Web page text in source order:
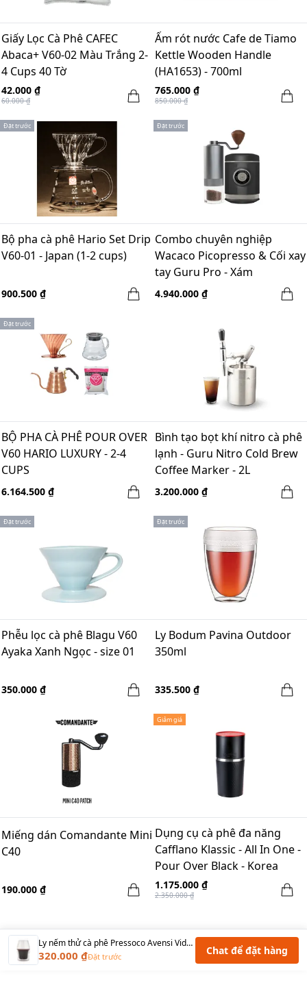
Giấy Lọc Cà Phê CAFEC
Abaca+ V60-02 Màu Trắng 2-
4 Cups 40 Tờ
42.000 ₫
60.000 ₫
Ấm rót nước Cafe de Tiamo
Kettle Wooden Handle
(HA1653) - 700ml
765.000 ₫
850.000 ₫
Đặt trước
Bộ pha cà phê Hario Set Drip
V60-01 - Japan (1-2 cups)
900.500 ₫
Đặt trước
Combo chuyên nghiệp
Wacaco Picopresso & Cối xay
tay Guru Pro - Xám
4.940.000 ₫
Đặt trước
BỘ PHA CÀ PHÊ POUR OVER
V60 HARIO LUXURY - 2-4
CUPS
6.164.500 ₫
Bình tạo bọt khí nitro cà phê
lạnh - Guru Nitro Cold Brew
Coffee Marker - 2L
3.200.000 ₫
Đặt trước
Phễu lọc cà phê Blagu V60
Ayaka Xanh Ngọc - size 01
350.000 ₫
Đặt trước
Ly Bodum Pavina Outdoor
350ml
335.500 ₫
Miếng dán Comandante Mini
C40
190.000 ₫
Giảm giá
Dụng cụ cà phê đa năng
Cafflano Klassic - All In One -
Pour Over Black - Korea
1.175.000 ₫
2.350.000 ₫
Ly nếm thử cà phê Pressoco Avensi Vida Thủy tinh, 2 lớp - 415 ml
320.000 ₫Đặt trước Chat để đặt hàng